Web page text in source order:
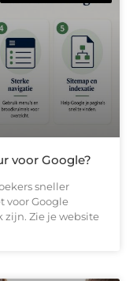
voor Google?
sneller
voor Google
Zie je website